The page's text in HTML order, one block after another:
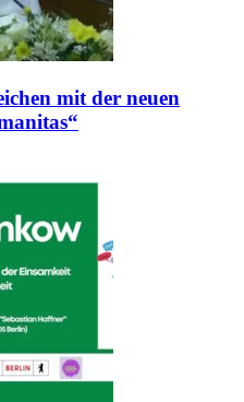
mit der neuen